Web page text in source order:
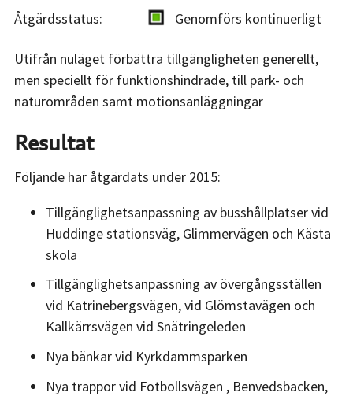
Åtgärdsstatus: Genomförs kontinuerligt
Utifrån nuläget förbättra tillgängligheten generellt,
men speciellt för funktionshindrade, till park- och
naturområden samt motionsanläggningar
Resultat
Följande har åtgärdats under 2015:
Tillgänglighetsanpassning av busshållplatser vid
Huddinge stationsväg, Glimmervägen och Kästa
skola
Tillgänglighetsanpassning av övergångsställen
vid Katrinebergsvägen, vid Glömstavägen och
Kallkärrsvägen vid Snätringeleden
Nya bänkar vid Kyrkdammsparken
Nya trappor vid Fotbollsvägen , Benvedsbacken,